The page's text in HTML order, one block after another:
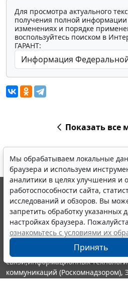
Для просмотра актуального
получения полной информации
изменениях и порядке
воспользуйтесь поиском в
ГАРАНТ:
Показать все
Мы обрабатываем локальные
браузера и используем
аналитики в целях улучшения и
работоспособности сайта,
исследований и обзоров. Вы
запретить обработку указанных
настройках браузера.
ознакомьтесь с условиями их
Принять
© ООО "НПП "ГАРАНТ-СЕРВИС",
выпускается с 1990 года.
являются участниками
информации ГАРАНТ.
Портал ГАРАНТ.РУ
издания Федеральной службой
связи,информационных
коммуникаций